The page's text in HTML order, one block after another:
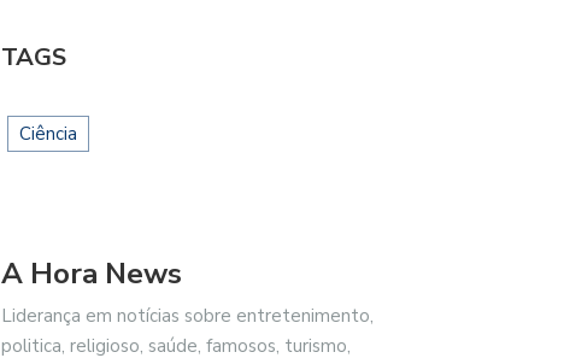
TAGS
Ciência
A Hora News
Liderança em notícias sobre entretenimento,
politica, religioso, saúde, famosos, turismo,